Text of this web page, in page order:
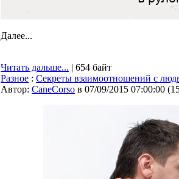
Далее...
Читать дальше... | 654 байт
Разное : Секреты взаимоотношений с
Автор: CaneCorso в 07/09/2015 07:00:00 (